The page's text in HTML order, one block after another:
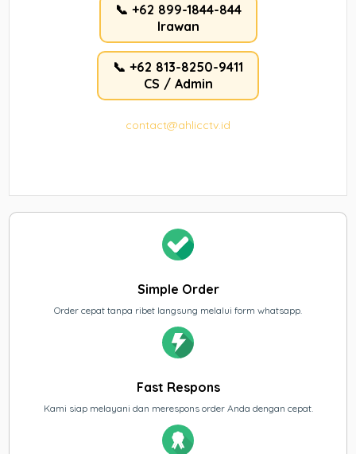
📞 +62 899-1844-844
Irawan
📞 +62 813-8250-9411
CS / Admin
contact@ahlicctv.id
Simple Order
Order cepat tanpa ribet langsung melalui form whatsapp.
Fast Respons
Kami siap melayani dan merespons order Anda dengan cepat.